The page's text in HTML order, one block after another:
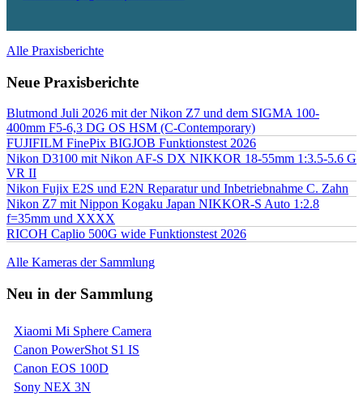
Alle Praxisberichte
Neue Praxisberichte
Blutmond Juli 2026 mit der Nikon Z7 und dem SIGMA 100-
400mm F5-6,3 DG OS HSM (C-Contemporary)
FUJIFILM FinePix BIGJOB Funktionstest 2026
Nikon D3100 mit Nikon AF-S DX NIKKOR 18-55mm 1:3.5-5.6 G
VR II
Nikon Fujix E2S und E2N Reparatur und Inbetriebnahme C. Zahn
Nikon Z7 mit Nippon Kogaku Japan NIKKOR-S Auto 1:2.8
f=35mm und XXXX
RICOH Caplio 500G wide Funktionstest 2026
Alle Kameras der Sammlung
Neu in der Sammlung
Xiaomi Mi Sphere Camera
Canon PowerShot S1 IS
Canon EOS 100D
Sony NEX 3N